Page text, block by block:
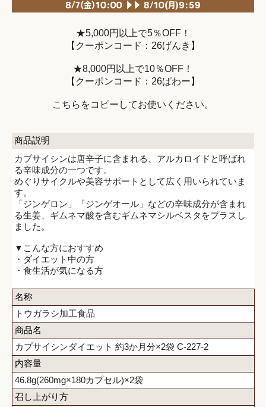
★5,000円以上で5％OFF！
【クーポンコード：26げんき】
★8,000円以上で10％OFF！
【クーポンコード：26ぱわー】
こちらをコピーしてお使いください。
商品説明
カプサイシンは唐辛子に含まれる、アルカロイドと呼ばれ
る辛味成分の一つです。
めぐりサイクルや美容サポートとして広く用いられていま
す。
「ジンゲロン」「ジンゲオール」などの辛味成分が含まれ
る生姜、ギムネマ酸を含むギムネマシルベスタをプラスし
ました。
▼こんな方におすすめ
・ダイエット中の方
・食生活が気になる方
名称
トウガラシ加工食品
商品名
カプサイシンダイエット 約3か月分×2袋 C-227-2
内容量
46.8g(260mg×180カプセル)×2袋
召し上がり方